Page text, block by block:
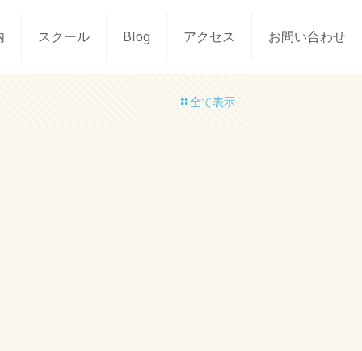
スクール Blog アクセス お問い合わせ
全て表示